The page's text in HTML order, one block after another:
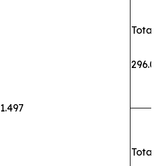
Total
Total